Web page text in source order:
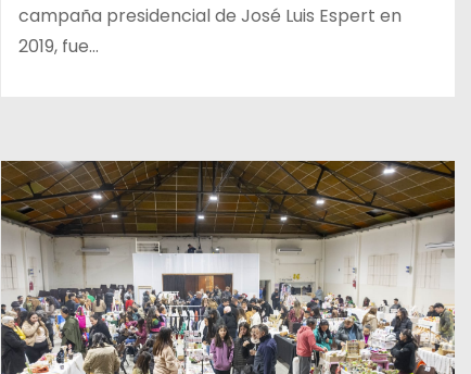
campaña presidencial de José Luis Espert en
2019, fue…